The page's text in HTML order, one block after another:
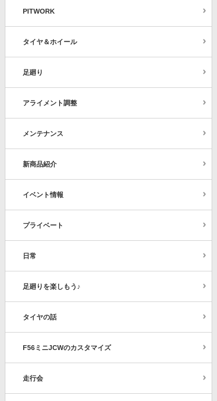
PITWORK
タイヤ＆ホイール
足廻り
アライメント調整
メンテナンス
新商品紹介
イベント情報
プライベート
日常
足廻りを楽しもう♪
タイヤの話
F56ミニJCWのカスタマイズ
走行会